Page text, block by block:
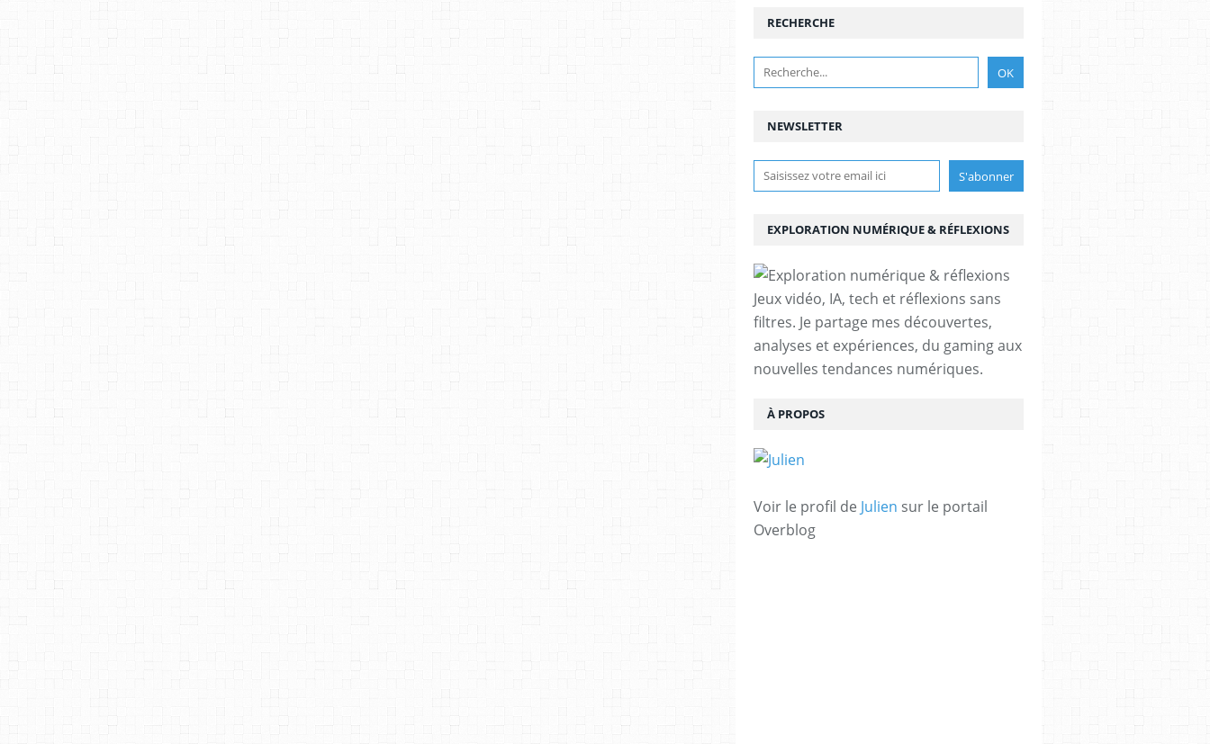
NEWSLETTER
RECHERCHE
EXPLORATION NUMÉRIQUE & RÉFLEXIONS
Jeux vidéo, IA, tech et réflexions sans
filtres. Je partage mes découvertes,
analyses et expériences, du gaming aux
nouvelles tendances numériques.
À PROPOS
Voir le profil de Julien sur le portail
Overblog